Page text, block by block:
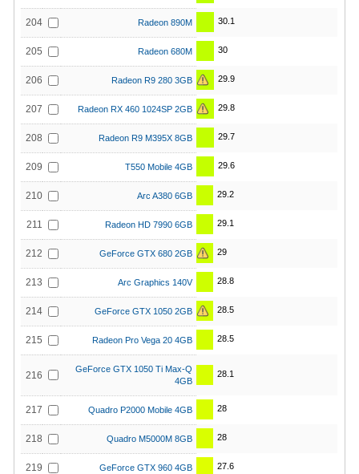
204 Radeon 890M 30.1
205 Radeon 680M 30
206 Radeon R9 280 3GB 29.9
207 Radeon RX 460 1024SP 2GB 29.8
208 Radeon R9 M395X 8GB 29.7
209 T550 Mobile 4GB 29.6
210 Arc A380 6GB 29.2
211 Radeon HD 7990 6GB 29.1
212 GeForce GTX 680 2GB 29
213 Arc Graphics 140V 28.8
214 GeForce GTX 1050 2GB 28.5
215 Radeon Pro Vega 20 4GB 28.5
216
GeForce GTX 1050 Ti Max-Q
4GB
28.1
217 Quadro P2000 Mobile 4GB 28
218 Quadro M5000M 8GB 28
219 GeForce GTX 960 4GB 27.6